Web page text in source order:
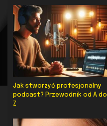
Jak stworzyć profesjonalny
podcast? Przewodnik od A do
Z